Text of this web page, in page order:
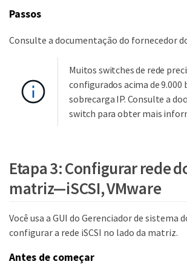
Passos
Consulte a documentação do fornecedor
Muitos switches de rede
configurados acima de 9.000
sobrecarga IP. Consulte a
switch para obter mais
Etapa 3: Configurar rede
matriz—​iSCSI, VMware
Você usa a GUI do Gerenciador de sistema
configurar a rede iSCSI no lado da matriz.
Antes de começar